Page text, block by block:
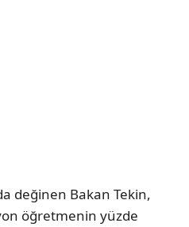
değinen Bakan Tekin,
öğretmenin yüzde